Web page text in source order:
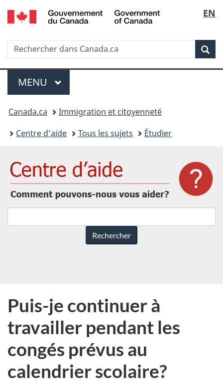
Passer
au
principal
Passer
à
sujet
du
gouvernement »
Passer
à
version
HTML
simplifiée
de
la
EN
Recherche
Rechercher
dans
IRCC
Menu
MENU PRINCIPAL
Vous
êtes
Canada.ca
Immigration et citoyenneté
Centre d’aide
Tous les sujets Étudier
pouvons-
nous
Puis-je continuer à
travailler pendant les
congés prévus au
calendrier scolaire?